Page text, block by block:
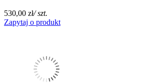
530,00 zł/ szt.
Zapytaj o produkt